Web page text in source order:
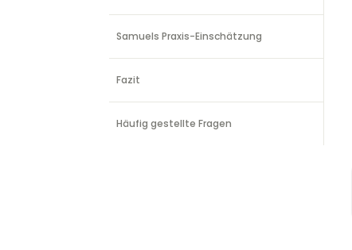
Samuels Praxis-Einschätzung
Fazit
Häufig gestellte Fragen